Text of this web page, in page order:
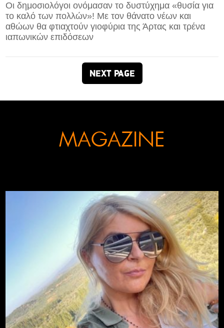
Οι δημοσιολόγοι ονόμασαν το δυστύχημα «θυσία για
το καλό των πολλών»! Με τον θάνατο νέων και
αθώων θα φτιαχτούν γιοφύρια της Άρτας και τρένα
ιαπωνικών επιδόσεων
NEXT PAGE
MAGAZINE